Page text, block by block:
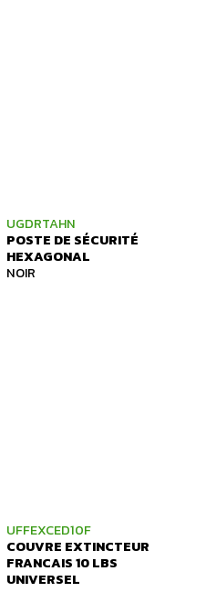
UGDRTAHN
POSTE DE SÉCURITÉ
HEXAGONAL
NOIR
UFFEXCED10F
COUVRE EXTINCTEUR
FRANCAIS 10 LBS
UNIVERSEL